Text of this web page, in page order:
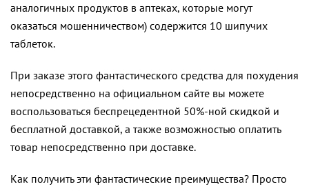
аналогичных продуктов в аптеках, которые могут
оказаться мошенничеством) содержится 10 шипучих
таблеток.
При заказе этого фантастического средства для похудения
непосредственно на официальном сайте вы можете
воспользоваться беспрецедентной 50%-ной скидкой и
бесплатной доставкой, а также возможностью оплатить
товар непосредственно при доставке.
Как получить эти фантастические преимущества? Просто